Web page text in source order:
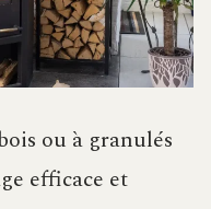
ou à granulés
efficace et